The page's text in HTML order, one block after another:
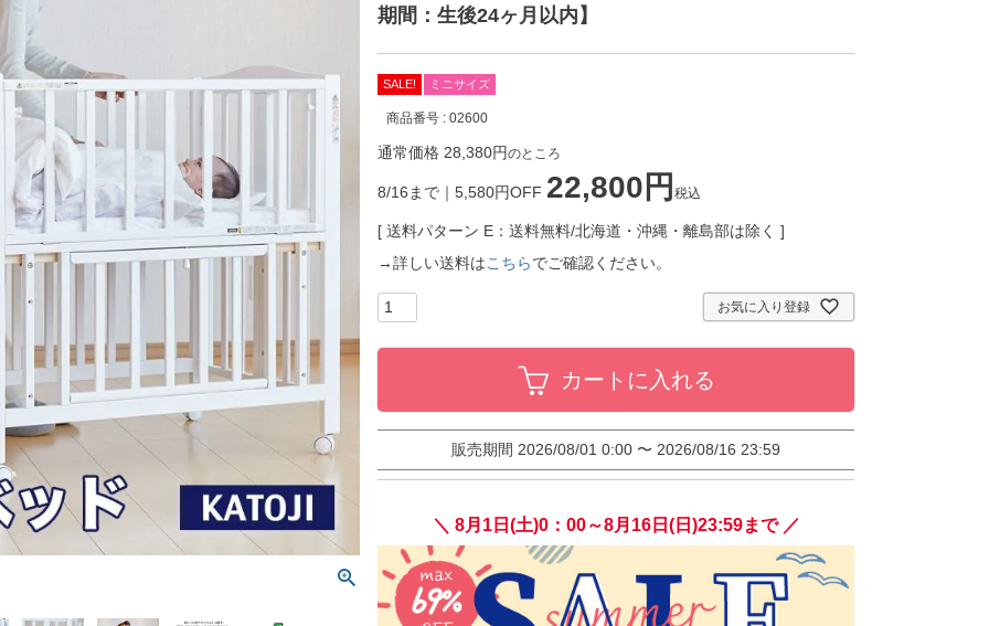
期間：生後24ヶ月以内】
SALE! ミニサイズ
商品番号 02600
通常価格 28,380 のところ
8/16まで｜5,580円OFF 22,800 税込
送料パターン E：送料無料/北海道・沖縄・離島部は除く
→詳しい送料はこちらでご確認ください。
お気に入り登録
カートに入れる
販売期間 2026/08/01 0:00 〜 2026/08/16 23:59
＼ 8月1日(土)0：00～8月16日(日)23:59まで ／